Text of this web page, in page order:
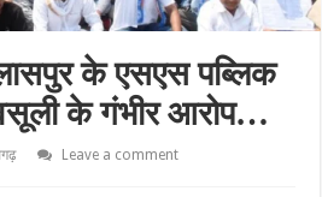
के एसएस पब्लिक
के गंभीर आरोप…
Leave a comment